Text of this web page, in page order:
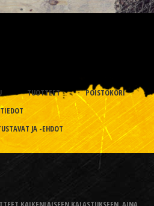
TUOTTEET
POISTOKORI
JA -EHDOT